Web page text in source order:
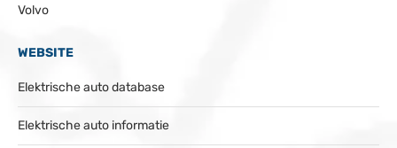
Volvo
WEBSITE
Elektrische auto database
Elektrische auto informatie